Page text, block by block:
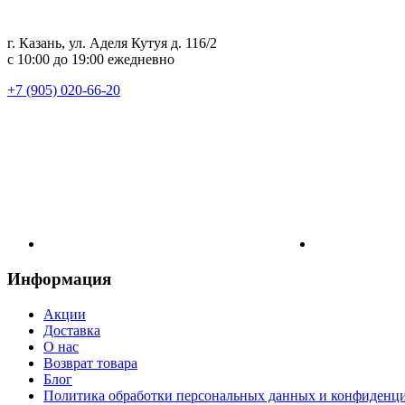
г. Казань, ул. Аделя Кутуя д. 116/2
с 10:00 до 19:00 ежедневно
+7 (905) 020-66-20
Информация
Акции
Доставка
О нас
Возврат товара
Блог
Политика обработки персональных данных и